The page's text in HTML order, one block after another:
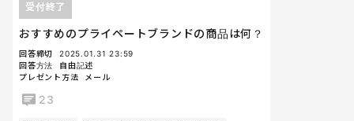
おすすめのプライペートブランドの商品は何？
受付終了
回答締切
2025.01.31 23:59
回答方法
自由記述
プレゼント方法
メール
23